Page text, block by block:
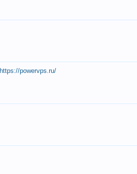
https://powervps.ru/